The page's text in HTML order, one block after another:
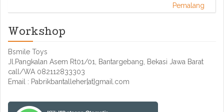
Pemalang
Workshop
Bsmile Toys
Jl.Pangkalan Asem Rt01/01, Bantargebang, Bekasi Jawa Barat
call/WA 082112833303
Email : Pabrikbantalleher[at]gmail.com